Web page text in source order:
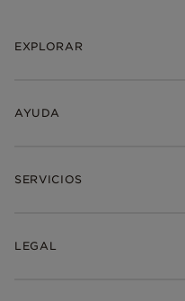
EXPLORAR
AYUDA
SERVICIOS
LEGAL